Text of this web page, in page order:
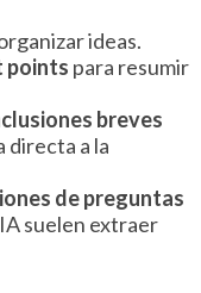
ideas.
points para resumir
breves
directa a la
de preguntas
IA suelen extraer